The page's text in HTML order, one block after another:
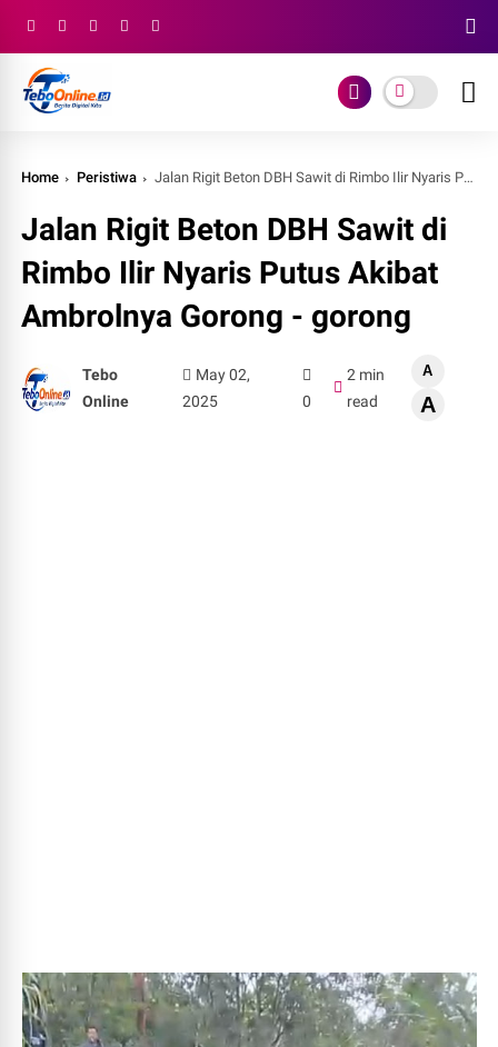
Home Peristiwa Jalan Rigit Beton DBH Sawit di Rimbo Ilir Nyaris Putus Akibat Ambrolnya Gorong - gorong
Jalan Rigit Beton DBH Sawit di
Rimbo Ilir Nyaris Putus Akibat
Ambrolnya Gorong - gorong
Tebo
Online
May 02,
2025
0
2 min
read
A
A